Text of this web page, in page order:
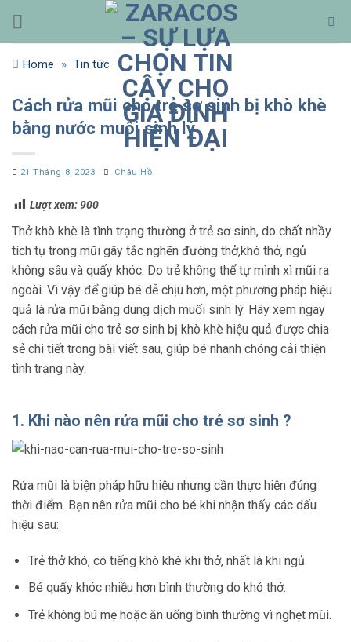
qua
nội
dungHome » Tin tức
Cách rửa mũi cho trẻ sơ sinh bị khò khè
bằng nước muối sinh lý
21 Tháng 8, 2023 Châu Hồ
Lượt xem: 900
Thở khò khè là tình trạng thường ở trẻ sơ sinh, do chất nhầy
tích tụ trong mũi gây tắc nghẽn đường thở,khó thở, ngủ
không sâu và quấy khóc. Do trẻ không thể tự mình xì mũi ra
ngoài. Vì vậy để giúp bé dễ chịu hơn, một phương pháp hiệu
quả là rửa mũi bằng dung dịch muối sinh lý. Hãy xem ngay
cách rửa mũi cho trẻ sơ sinh bị khò khè hiệu quả được chia
sẻ chi tiết trong bài viết sau, giúp bé nhanh chóng cải thiện
tình trạng này.
1. Khi nào nên rửa mũi cho trẻ sơ sinh ?
Rửa mũi là biện pháp hữu hiệu nhưng cần thực hiện đúng
thời điểm. Bạn nên rửa mũi cho bé khi nhận thấy các dấu
hiệu sau:
Trẻ thở khó, có tiếng khò khè khi thở, nhất là khi ngủ.
Bé quấy khóc nhiều hơn bình thường do khó thở.
Trẻ không bú mẹ hoặc ăn uống bình thường vì nghẹt mũi.